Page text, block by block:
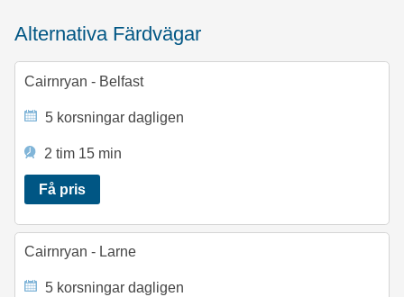
Alternativa Färdvägar
Cairnryan - Belfast
5 korsningar dagligen
2 tim 15 min
Få pris
Cairnryan - Larne
5 korsningar dagligen